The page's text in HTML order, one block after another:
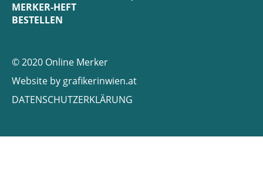
MERKER-HEFT
BESTELLEN
© 2020 Online Merker
Website by grafikerinwien.at
DATENSCHUTZERKLÄRUNG